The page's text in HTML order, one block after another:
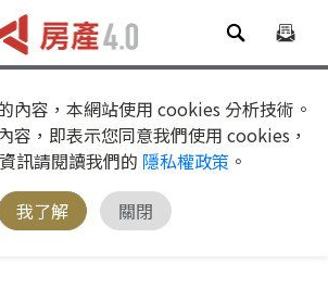
內容，本網站使用 cookies 分析技術。
容，即表示您同意我們使用 cookies，
訊請閱讀我們的 隱私權政策 。
我了解
關閉